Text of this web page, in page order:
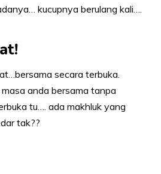
kucupnya berulang kali….
secara terbuka.
anda bersama tanpa
tu…. ada makhluk yang
tak??